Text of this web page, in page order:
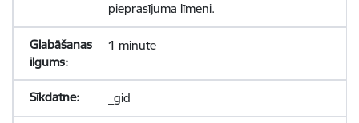
pieprasījuma līmeni.
1 minūte
_gid